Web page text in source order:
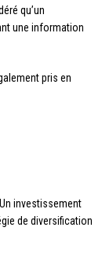
qu’un
une information
pris en
investissement
de diversification